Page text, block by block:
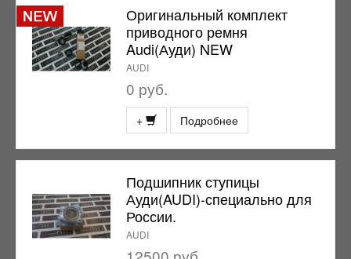
Оригинальный комплект
приводного ремня
Audi(Ауди) NEW
AUDI
0 руб.
+ Подробнее
Подшипник ступицы
Ауди(AUDI)-специально для
России.
AUDI